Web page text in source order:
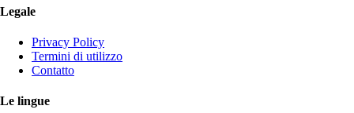
Legale
Privacy Policy
Termini di utilizzo
Contatto
Le lingue